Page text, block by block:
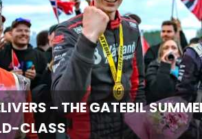
– THE GATEBIL
CLASS